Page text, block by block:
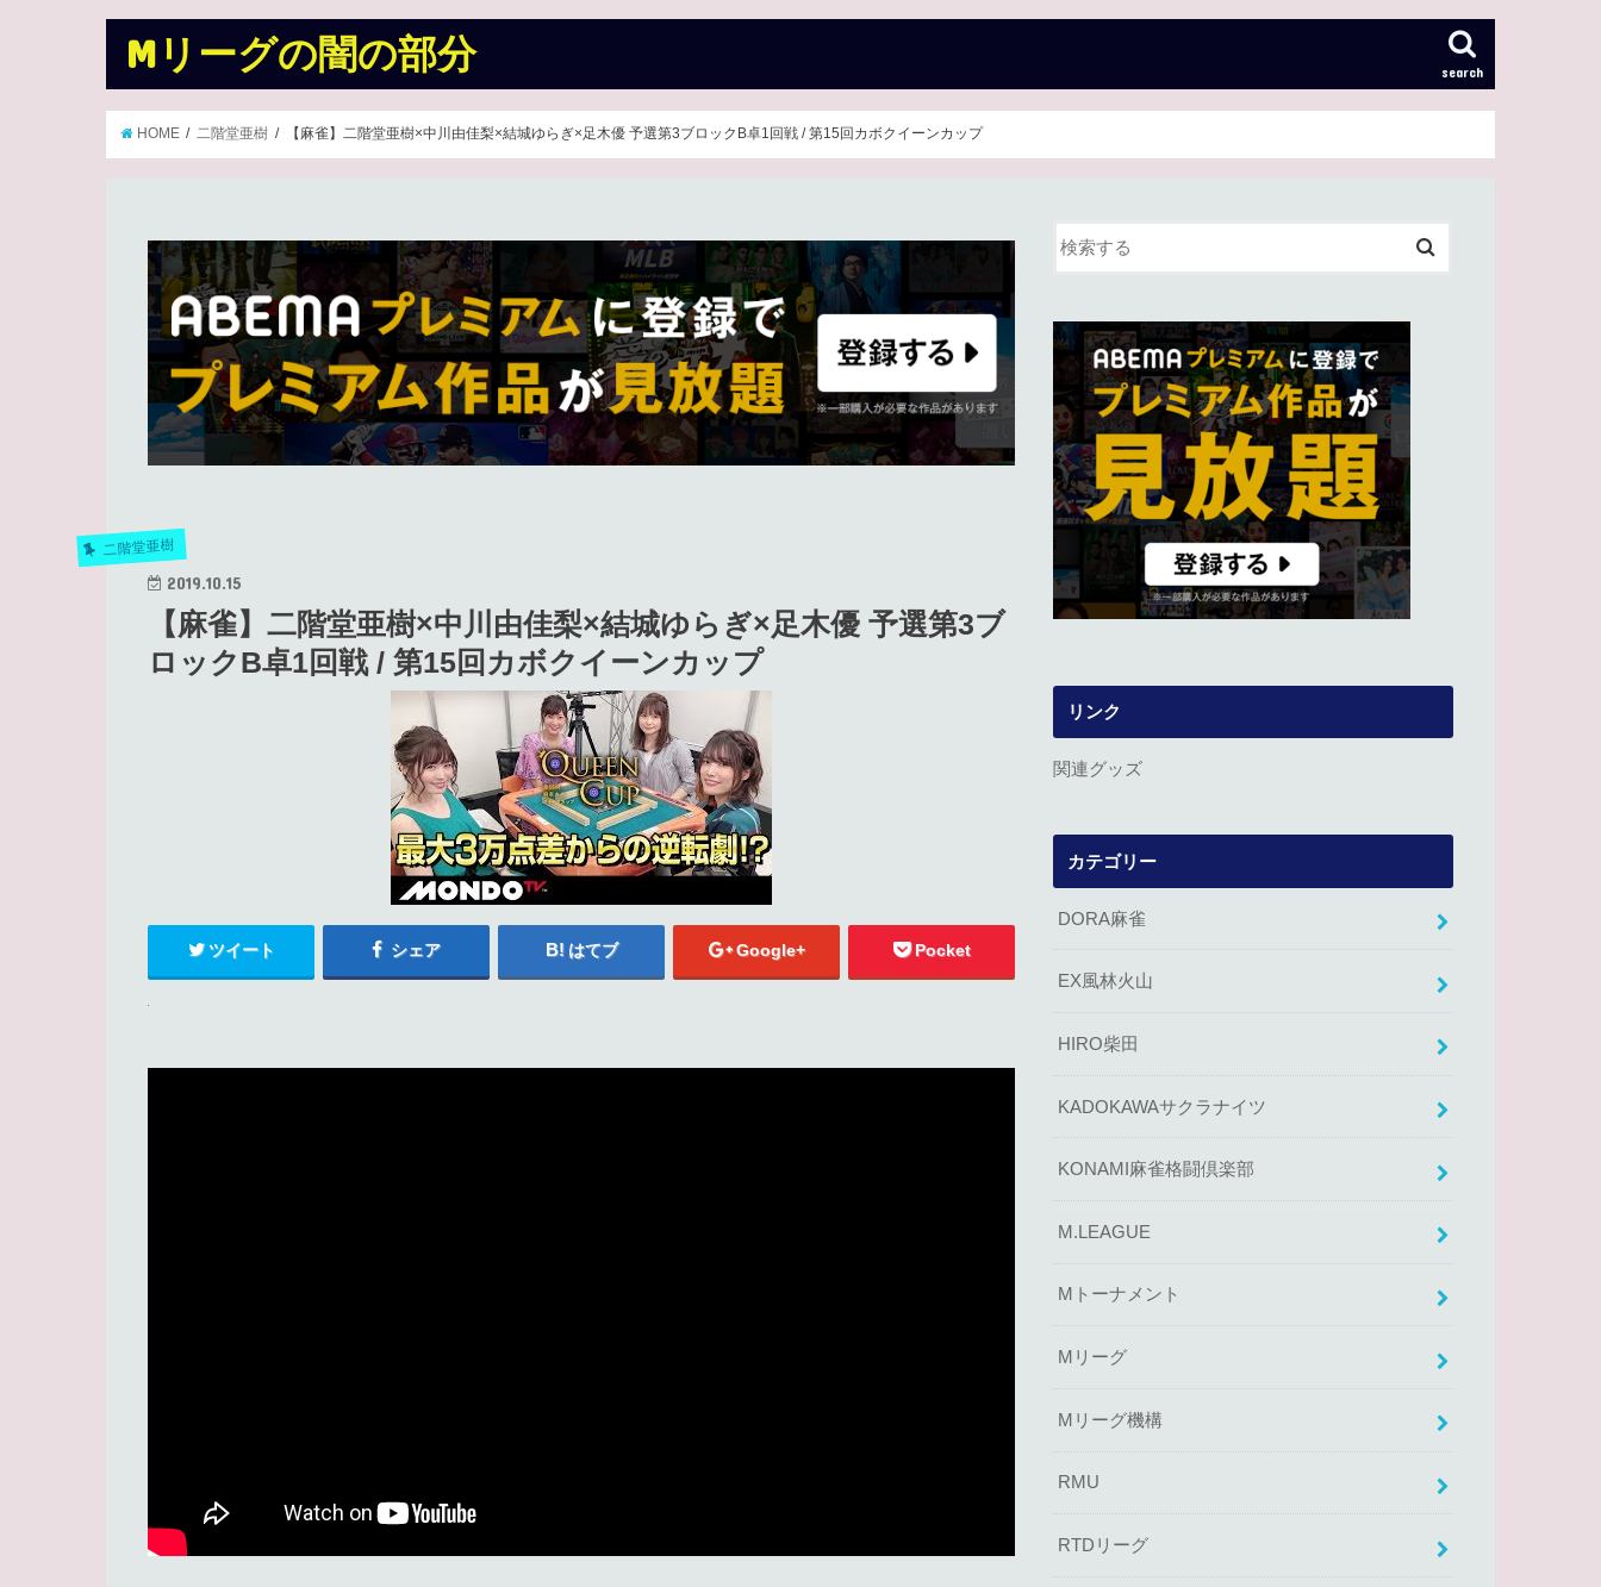
Mリーグの闇の部分 search
HOME 二階堂亜樹 【麻雀】二階堂亜樹×中川由佳梨×結城ゆらぎ×足木優 予選第3ブロックB卓1回戦 / 第15回カボクイーンカップ
二階堂亜樹
2019.10.15
【麻雀】二階堂亜樹×中川由佳梨×結城ゆらぎ×足木優 予選第3ブ
ロックB卓1回戦 / 第15回カボクイーンカップ
ツイート シェア はてブ Google+ Pocket
リンク
関連グッズ
カテゴリー
DORA麻雀
EX風林火山
HIRO柴田
KADOKAWAサクラナイツ
KONAMI麻雀格闘倶楽部
M.LEAGUE
Mトーナメント
Mリーグ
Mリーグ機構
RMU
RTDリーグ